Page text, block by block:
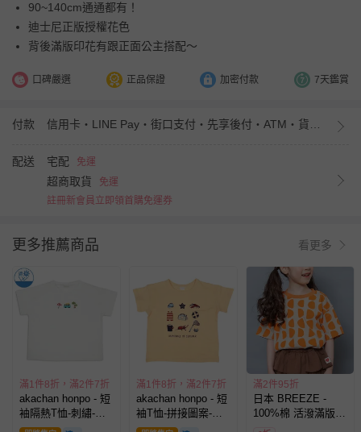
90~140cm通通都有！
迪士尼正版授權花色
背後滿版印花有跟正面公主搭配～
口碑嚴選 正品保證 加密付款 7天鑑賞
付款
配送 宅配 免運
超商取貨
免運
註冊新會員立即領首購免運券
更多推薦商品 看更多
滿1件8折，滿2件7折
akachan honpo - 短
袖隔熱T恤-刺繡-米
白色
滿1件8折，滿2件7折
akachan honpo - 短
袖T恤-拼接圖案-橘
色
滿2件95折
日本 BREEZE -
100%棉 活潑滿版短
袖上衣-半圓-橘